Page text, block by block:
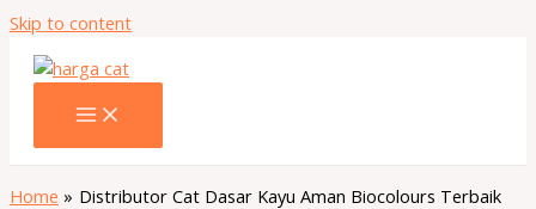
Skip to content
Home Distributor Cat Dasar Kayu Aman Biocolours Terbaik